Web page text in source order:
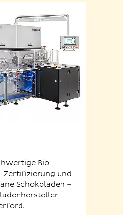
Bio-
Zertifizierung und
Schokoladen –